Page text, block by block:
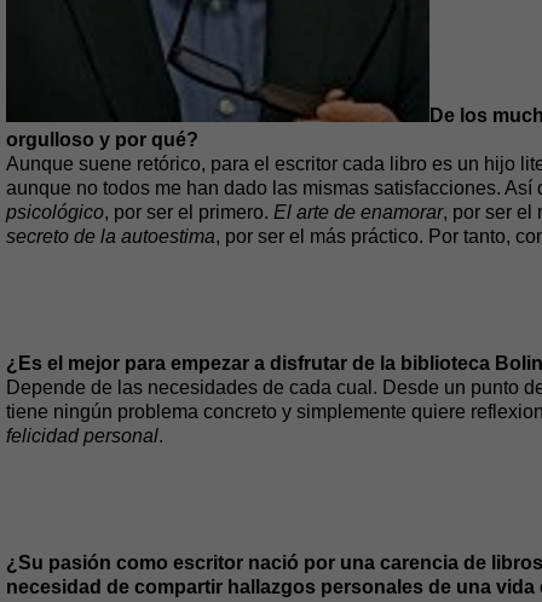
De los
orgulloso y por qué?
Aunque suene retórico, para el escritor cada libro es un hijo
aunque no todos me han dado las mismas satisfacciones.
psicológico, por ser el primero. El arte de enamorar, por ser el
secreto de la autoestima, por ser el más práctico. Por tanto,
¿Es el mejor para empezar a disfrutar de la biblioteca
Depende de las necesidades de cada cual. Desde un punto
tiene ningún problema concreto y simplemente quiere
felicidad personal.
¿Su pasión como escritor nació por una carencia de
necesidad de compartir hallazgos personales de una